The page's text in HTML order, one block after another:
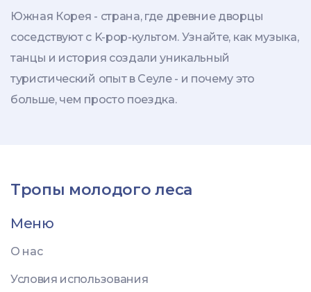
Южная Корея - страна, где древние дворцы
соседствуют с K-pop-культом. Узнайте, как музыка,
танцы и история создали уникальный
туристический опыт в Сеуле - и почему это
больше, чем просто поездка.
Тропы молодого леса
Меню
О нас
Условия использования